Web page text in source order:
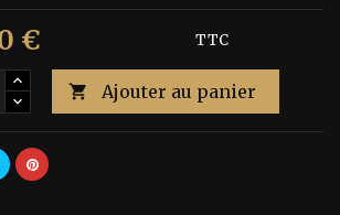
€ TTC
 Ajouter au panier